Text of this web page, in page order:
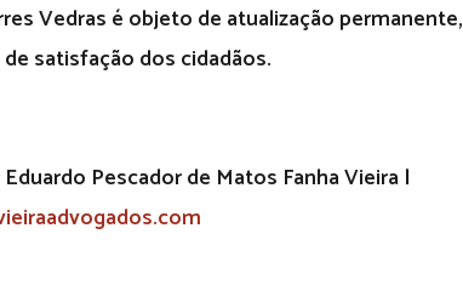
Vedras é objeto de atualização permanente,
satisfação dos cidadãos.
Eduardo Pescador de Matos Fanha Vieira |